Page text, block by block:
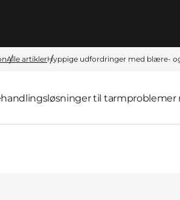
Alle artiklerHyppige udfordringer med blære-
til tarmproblemer